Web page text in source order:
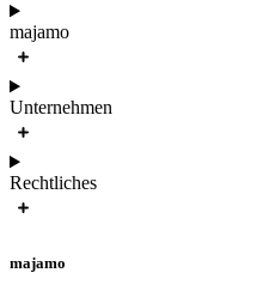
majamo
Unternehmen
Rechtliches
majamo